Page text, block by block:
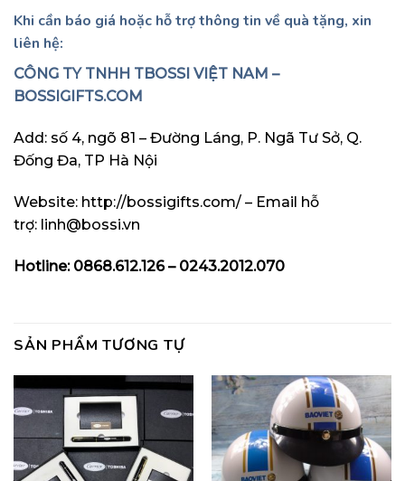
Khi cần báo giá hoặc hỗ trợ thông tin về quà tặng, xin
liên hệ:
CÔNG TY TNHH TBOSSI VIỆT NAM –
BOSSIGIFTS.COM
Add: số 4, ngõ 81 – Đường Láng, P. Ngã Tư Sở, Q.
Đống Đa, TP Hà Nội
Website: http://bossigifts.com/ – Email hỗ
trợ: linh@bossi.vn
Hotline: 0868.612.126 – 0243.2012.070
SẢN PHẨM TƯƠNG TỰ